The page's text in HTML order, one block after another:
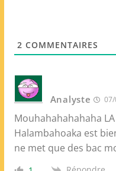
2 COMMENTAIRES
Analyste
Mouhahahahahaha
Halambahoaka est
ne met que des bac